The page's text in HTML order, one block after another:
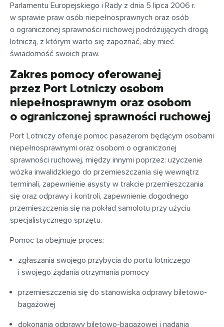
Parlamentu Europejskiego i Rady z dnia 5 lipca 2006 r.
w sprawie praw osób niepełnosprawnych oraz osób
o ograniczonej sprawności ruchowej podróżujących drogą
lotniczą, z którym warto się zapoznać, aby mieć
świadomość swoich praw.
Zakres pomocy oferowanej
przez Port Lotniczy osobom
niepełnosprawnym oraz osobom
o ograniczonej sprawności ruchowej
Port Lotniczy oferuje pomoc pasażerom będącym osobami
niepełnosprawnymi oraz osobom o ograniczonej
sprawności ruchowej, między innymi poprzez: użyczenie
wózka inwalidzkiego do przemieszczania się wewnątrz
terminali, zapewnienie asysty w trakcie przemieszczania
się oraz odprawy i kontroli, zapewnienie dogodnego
przemieszczenia się na pokład samolotu przy użyciu
specjalistycznego sprzętu.
Pomoc ta obejmuje proces:
zgłaszania swojego przybycia do portu lotniczego
i swojego żądania otrzymania pomocy
przemieszczenia się do stanowiska odprawy biletowo-
bagażowej
dokonania odprawy biletowo-bagażowej i nadania